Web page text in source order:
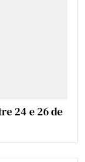
24 e 26 de